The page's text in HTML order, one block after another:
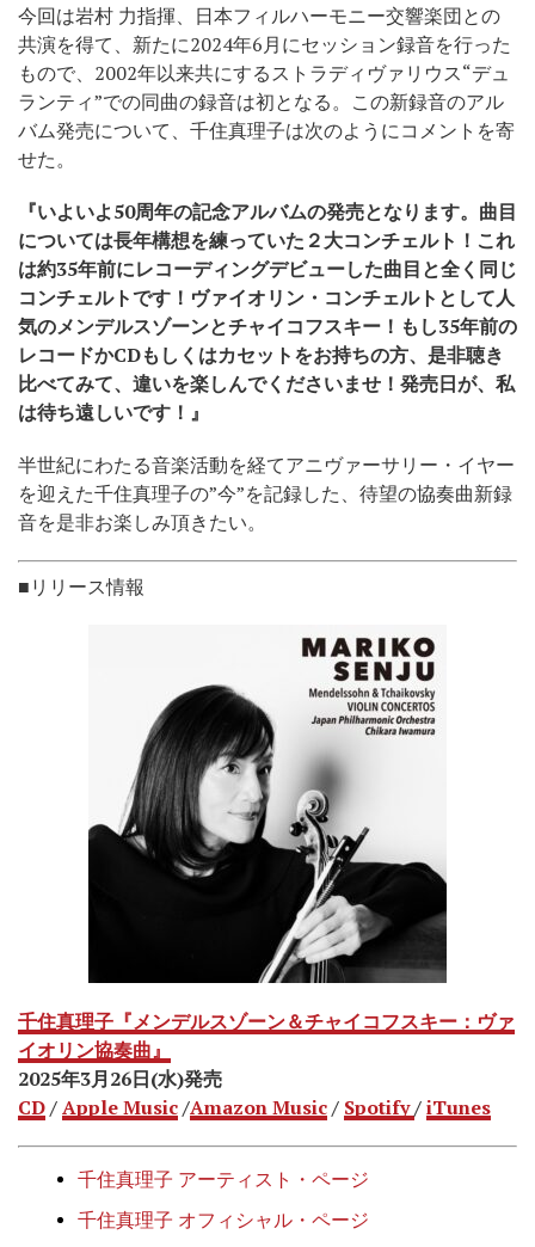
今回は岩村 力指揮、日本フィルハーモニー交響楽団との
共演を得て、新たに2024年6月にセッション録音を行った
もので、2002年以来共にするストラディヴァリウス“デュ
ランティ”での同曲の録音は初となる。この新録音のアル
バム発売について、千住真理子は次のようにコメントを寄
せた。
『いよいよ50周年の記念アルバムの発売となります。曲目
については長年構想を練っていた２大コンチェルト！これ
は約35年前にレコーディングデビューした曲目と全く同じ
コンチェルトです！ヴァイオリン・コンチェルトとして人
気のメンデルスゾーンとチャイコフスキー！もし35年前の
レコードかCDもしくはカセットをお持ちの方、是非聴き
比べてみて、違いを楽しんでくださいませ！発売日が、私
は待ち遠しいです！』
半世紀にわたる音楽活動を経てアニヴァーサリー・イヤー
を迎えた千住真理子の”今”を記録した、待望の協奏曲新録
音を是非お楽しみ頂きたい。
■リリース情報
千住真理子『メンデルスゾーン＆チャイコフスキー：ヴァ
イオリン協奏曲』
2025年3月26日(水)発売
CD/Apple Music/Amazon Music/ Spotify/iTunes
千住真理子 アーティスト・ページ
千住真理子 オフィシャル・ページ